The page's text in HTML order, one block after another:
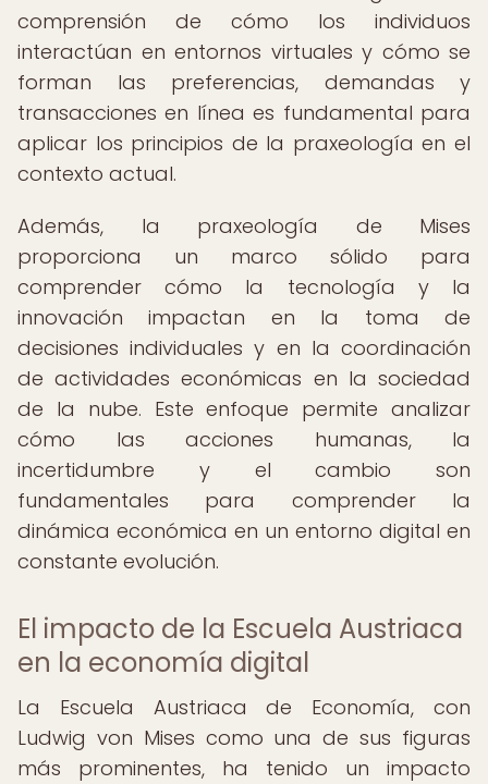
comprensión de cómo los individuos
interactúan en entornos virtuales y cómo se
forman las preferencias, demandas y
transacciones en línea es fundamental para
aplicar los principios de la praxeología en el
contexto actual.
Además, la praxeología de Mises
proporciona un marco sólido para
comprender cómo la tecnología y la
innovación impactan en la toma de
decisiones individuales y en la coordinación
de actividades económicas en la sociedad
de la nube. Este enfoque permite analizar
cómo las acciones humanas, la
incertidumbre y el cambio son
fundamentales para comprender la
dinámica económica en un entorno digital en
constante evolución.
El impacto de la Escuela Austriaca
en la economía digital
La Escuela Austriaca de Economía, con
Ludwig von Mises como una de sus figuras
más prominentes, ha tenido un impacto